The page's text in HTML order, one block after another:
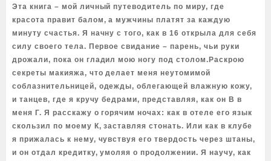
Эта книга – мой личный путеводитель по миру, где
красота правит балом, а мужчины платят за каждую
минуту счастья. Я начну с того, как в 16 открыла для себя
силу своего тела. Первое свидание – парень, чьи руки
дрожали, пока он гладил мою ногу под столом.Раскрою
секреты макияжа, что делает меня неутомимой
соблазнительницей, одежды, облегающей влажную кожу,
и танцев, где я кручу бедрами, представляя, как он В в
меня Г. Я расскажу о горячим ночах: как в отеле его язык
скользил по моему К, заставляя стонать. Или как в клубе
я прижалась к нему, чувствуя его твердость через штаны,
и он отдал кредитку, умоляя о продолжении. Я научу, как